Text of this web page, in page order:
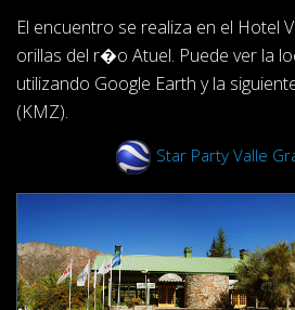
El encuentro se realiza en el Hotel
orillas del r�o Atuel. Puede ver la
utilizando Google Earth y la
(KMZ).
Star Party Valle